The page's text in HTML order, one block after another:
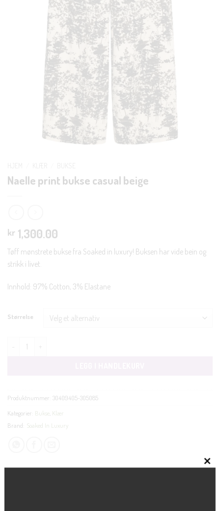
Naelle print bukse casual beige
kr 1,300.00
Tøff mønstrete bukse fra Soaked in luxury! Buksen har vide bein og
strikk i livet.
Innhold: 97% Cotton, 3% Elastane
Størrelse
Naelle print bukse casual beige antall
Produktnummer: 30409405-305085
Kategorier: Bukse Klær
Brand: Soaked In Luxury